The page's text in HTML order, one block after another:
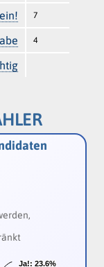
7
4
Ja!: 23.6%
Ja!: 23.6%